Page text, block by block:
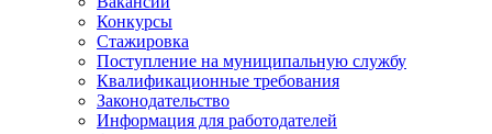
Конкурсы
Стажировка
Поступление на муниципальную службу
Квалификационные требования
Законодательство
Информация для работодателей